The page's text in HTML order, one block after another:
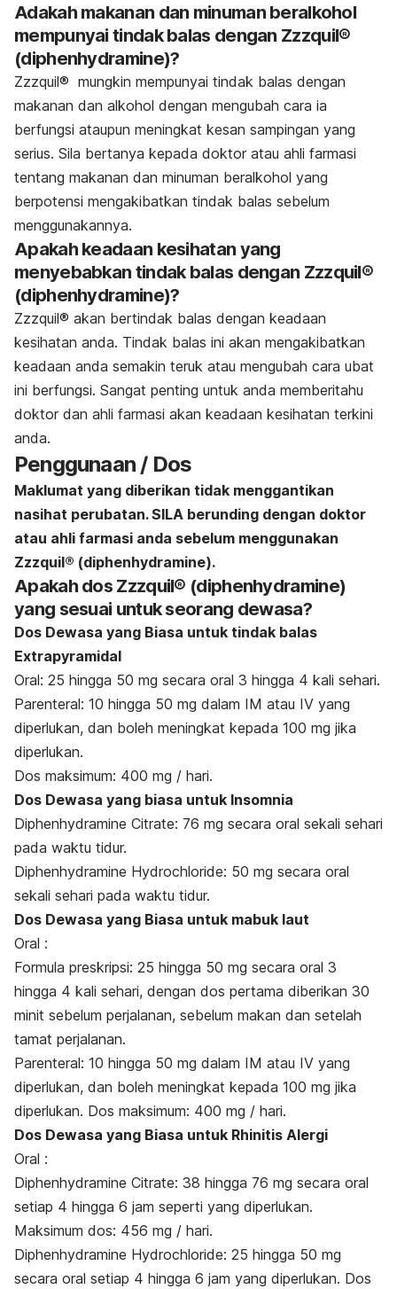
Adakah makanan dan minuman beralkohol
mempunyai tindak balas dengan Zzzquil®
(diphenhydramine)?
Zzzquil® mungkin mempunyai tindak balas dengan
makanan dan alkohol dengan mengubah cara ia
berfungsi ataupun meningkat kesan sampingan yang
serius. Sila bertanya kepada doktor atau ahli farmasi
tentang makanan dan minuman beralkohol yang
berpotensi mengakibatkan tindak balas sebelum
menggunakannya.
Apakah keadaan kesihatan yang
menyebabkan tindak balas dengan Zzzquil®
(diphenhydramine)?
Zzzquil® akan bertindak balas dengan keadaan
kesihatan anda. Tindak balas ini akan mengakibatkan
keadaan anda semakin teruk atau mengubah cara ubat
ini berfungsi. Sangat penting untuk anda memberitahu
doktor dan ahli farmasi akan keadaan kesihatan terkini
anda.
Penggunaan / Dos
Maklumat yang diberikan tidak menggantikan
nasihat perubatan. SILA berunding dengan doktor
atau ahli farmasi anda sebelum menggunakan
Zzzquil® (diphenhydramine).
Apakah dos Zzzquil® (diphenhydramine)
yang sesuai untuk seorang dewasa?
Dos Dewasa yang Biasa untuk tindak balas
Extrapyramidal
Oral: 25 hingga 50 mg secara oral 3 hingga 4 kali sehari.
Parenteral: 10 hingga 50 mg dalam IM atau IV yang
diperlukan, dan boleh meningkat kepada 100 mg jika
diperlukan.
Dos maksimum: 400 mg / hari.
Dos Dewasa yang biasa untuk Insomnia
Diphenhydramine Citrate: 76 mg secara oral sekali sehari
pada waktu tidur.
Diphenhydramine Hydrochloride: 50 mg secara oral
sekali sehari pada waktu tidur.
Dos Dewasa yang Biasa untuk mabuk laut
Oral :
Formula preskripsi: 25 hingga 50 mg secara oral 3
hingga 4 kali sehari, dengan dos pertama diberikan 30
minit sebelum perjalanan, sebelum makan dan setelah
tamat perjalanan.
Parenteral: 10 hingga 50 mg dalam IM atau IV yang
diperlukan, dan boleh meningkat kepada 100 mg jika
diperlukan. Dos maksimum: 400 mg / hari.
Dos Dewasa yang Biasa untuk Rhinitis Alergi
Oral :
Diphenhydramine Citrate: 38 hingga 76 mg secara oral
setiap 4 hingga 6 jam seperti yang diperlukan.
Maksimum dos: 456 mg / hari.
Diphenhydramine Hydrochloride: 25 hingga 50 mg
secara oral setiap 4 hingga 6 jam yang diperlukan. Dos